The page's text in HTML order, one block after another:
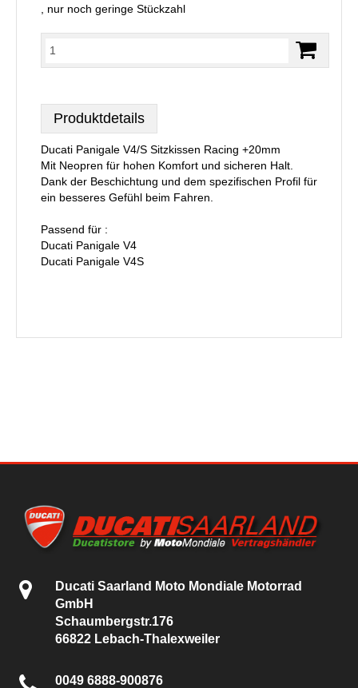
, nur noch geringe Stückzahl
Produktdetails
Ducati Panigale V4/S Sitzkissen Racing +20mm
Mit Neopren für hohen Komfort und sicheren Halt.
Dank der Beschichtung und dem spezifischen Profil für
ein besseres Gefühl beim Fahren.
Passend für :
Ducati Panigale V4
Ducati Panigale V4S
Ducati Saarland Moto Mondiale Motorrad
GmbH
Schaumbergstr.176
66822 Lebach-Thalexweiler
0049 6888-900876